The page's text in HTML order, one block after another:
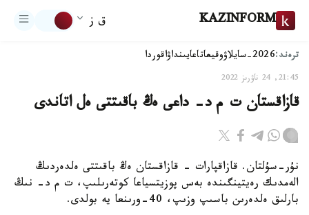
KAZINFORM ق ز
ترەند:2026-سايلاۋ وقيعاتاعايىنداۋاقوردا
21:45, 24 ناۋرىز 2022
قازاقستان ت م د- داعى ەڭ باقىتتى ەل اتاندى
نۇر-سۇلتان. قازاقپارات - قازاقستان ەڭ باقىتتى ەلدەردىڭ
الەمدىك رەيتينگىندە بەس پوزيتسياعا كوتەرىلىپ، ت م د- نىڭ
بارلىق ەلدەرىن باسىپ وزىپ، 40-ورىنعا يە بولدى.